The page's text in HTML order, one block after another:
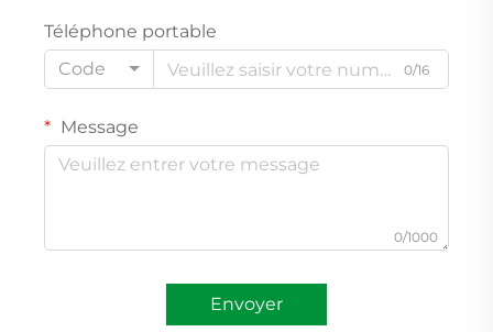
Téléphone portable
Code
0/16
Message
0/1000
Envoyer